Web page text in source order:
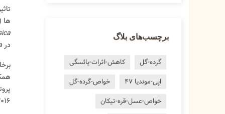
برچسب‌های بلاگ
گرده-گل
کاهش-اثرات-یائسگی
اپی-موندیا 47
خواص-گرده-گل
خواص-عسل-قره-تیکان
ها (30، 45 و 60) نرخ
در A. m.
2016؛ آررسو و همکاران، 2018؛ هو و همکاران، 2019ب؛ وو و